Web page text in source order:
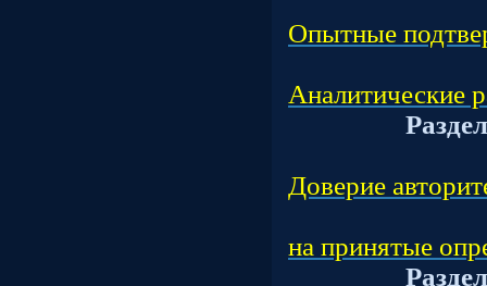
Опытные
Аналитические
Раздел
Доверие
на принятые
Раздел